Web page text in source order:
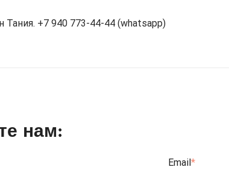
Тания. +7 940 773-44-44 (whatsapp)
нам:
Email *